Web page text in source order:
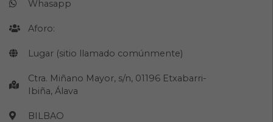
Whasapp
Aforo:
Lugar (sitio llamado comúnmente)
Ctra. Miñano Mayor, s/n, 01196 Etxabarri-
Ibiña, Álava
BILBAO